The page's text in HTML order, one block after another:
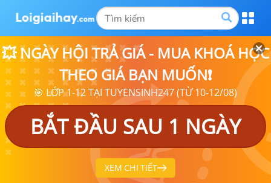
💥 NGÀY HỘI TRẢ GIÁ - MUA KHOÁ HỌC
THEO GIÁ BẠN MUỐN❗
🎯 LỚP 1-12 TẠI TUYENSINH247 (TỪ 10-12/08)
BẮT ĐẦU SAU 1 NGÀY
XEM CHI TIẾT